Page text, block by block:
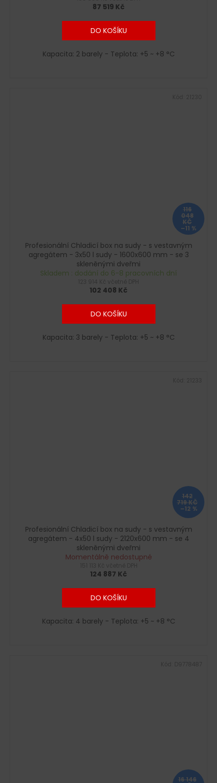
87 519 Kč
DO KOŠÍKU
Kapacita: 2 barely - Teplota: +5 ~ +8 °C
116
048
KČ
–11 %
Profesionální Chladicí box na sudy - s vestavným
agregátem - 3x50 l sudy - 1600x600 mm - se 3
skleněnými dveřmi
Skladem : dodání do 6-8 pracovních dní
102 408 Kč
DO KOŠÍKU
Kapacita: 3 barely - Teplota: +5 ~ +8 °C
142
719 KČ
–12 %
Profesionální Chladicí box na sudy - s vestavným
agregátem - 4x50 l sudy - 2120x600 mm - se 4
skleněnými dveřmi
Momentálně nedostupné
124 887 Kč
DO KOŠÍKU
Kapacita: 4 barely - Teplota: +5 ~ +8 °C
16 146